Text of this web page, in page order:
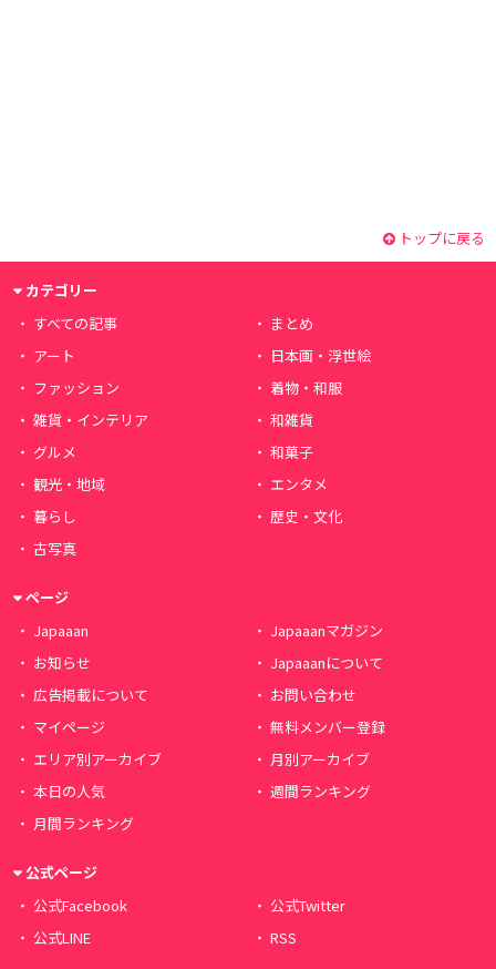
トップに戻る
カテゴリー
すべての記事
まとめ
アート
日本画・浮世絵
ファッション
着物・和服
雑貨・インテリア
和雑貨
グルメ
和菓子
観光・地域
エンタメ
暮らし
歴史・文化
古写真
ページ
Japaaan
Japaaanマガジン
お知らせ
Japaaanについて
広告掲載について
お問い合わせ
マイページ
無料メンバー登録
エリア別アーカイブ
月別アーカイブ
本日の人気
週間ランキング
月間ランキング
公式ページ
公式Facebook
公式Twitter
公式LINE
RSS